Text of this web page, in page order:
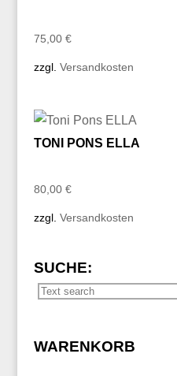
75,00 €
zzgl. Versandkosten
TONI PONS ELLA
80,00 €
zzgl. Versandkosten
SUCHE:
WARENKORB